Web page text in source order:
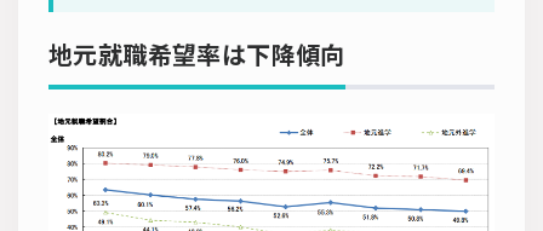
地元就職希望率は下降傾向